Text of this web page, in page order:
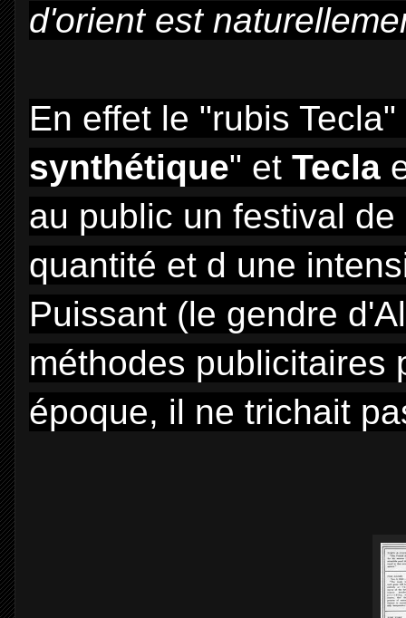
d'orient est
En effet le "rubis Tecla"
synthétique" et Tecla
au public un festival
quantité et d une
Puissant (le gendre
méthodes publicitaires
époque, il ne trichait